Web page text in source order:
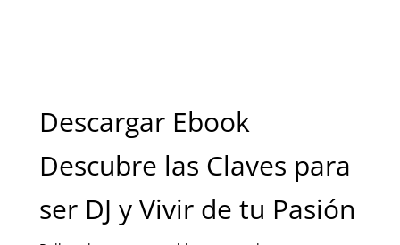
Descargar Ebook
Descubre las Claves para
ser DJ y Vivir de tu Pasión